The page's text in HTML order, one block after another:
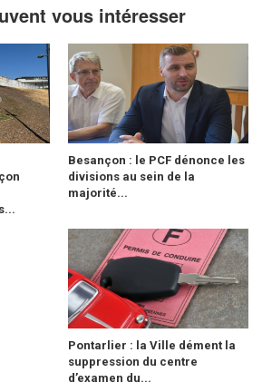
vous intéresser
Besançon : le PCF dénonce les
divisions au sein de la
majorité...
Pontarlier : la Ville dément la
suppression du centre
d’examen du...